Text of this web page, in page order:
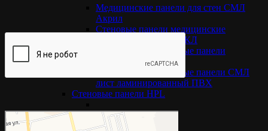
Медицинские панели для стен СМЛ
Акрил
Стеновые панели медицинские
антибактериальные ГКЛ
Медицинские стеновые панели
Медицинские стеновые панели СМЛ
лист ламинированный ПВХ
Стеновые панели НPL
Согласен(а) на обработку